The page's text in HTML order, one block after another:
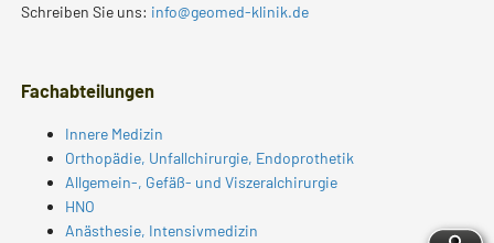
Schreiben Sie uns: info@geomed-klinik.de
Fachabteilungen
Innere Medizin
Orthopädie, Unfallchirurgie, Endoprothetik
Allgemein-, Gefäß- und Viszeralchirurgie
HNO
Anästhesie, Intensivmedizin